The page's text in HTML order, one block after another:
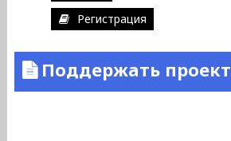
Регистрация
Поддержать проект